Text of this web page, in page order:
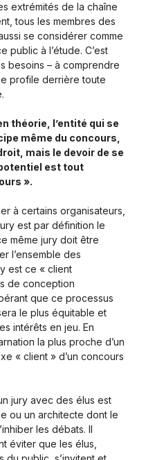
extrémités de la chaîne
tous les membres des
se considérer comme
public à l’étude. C’est
besoins – à comprendre
profile derrière toute
théorie, l’entité qui se
même du concours,
mais le devoir de se
est tout
».
à certains organisateurs,
est par définition le
même jury doit être
l’ensemble des
est ce « client
de conception
que ce processus
le plus équitable et
intérêts en jeu. En
la plus proche d’un
« client » d’un concours
jury avec des élus est
ou un architecte dont le
les débats. Il
éviter que les élus,